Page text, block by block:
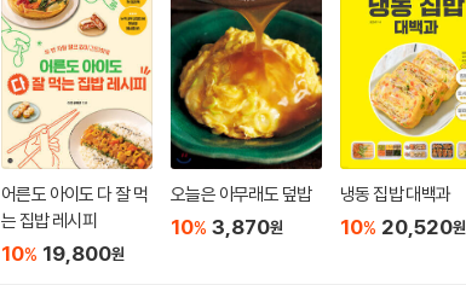
어른도 아이도 다 잘 먹
는 집밥 레시피
10% 19,800원
오늘은 아무래도 덮밥
10% 3,870원
냉동 집밥 대백과
10% 20,520원